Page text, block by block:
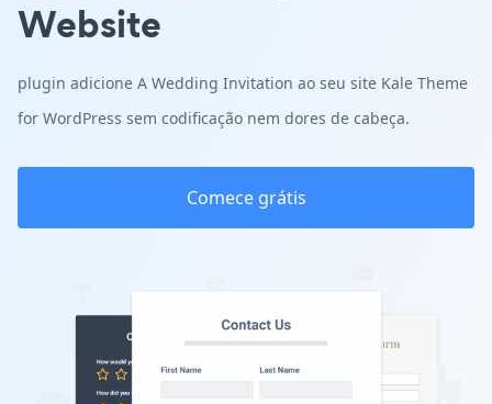
Website
plugin adicione A Wedding Invitation ao seu site Kale Theme
for WordPress sem codificação nem dores de cabeça.
Comece grátis